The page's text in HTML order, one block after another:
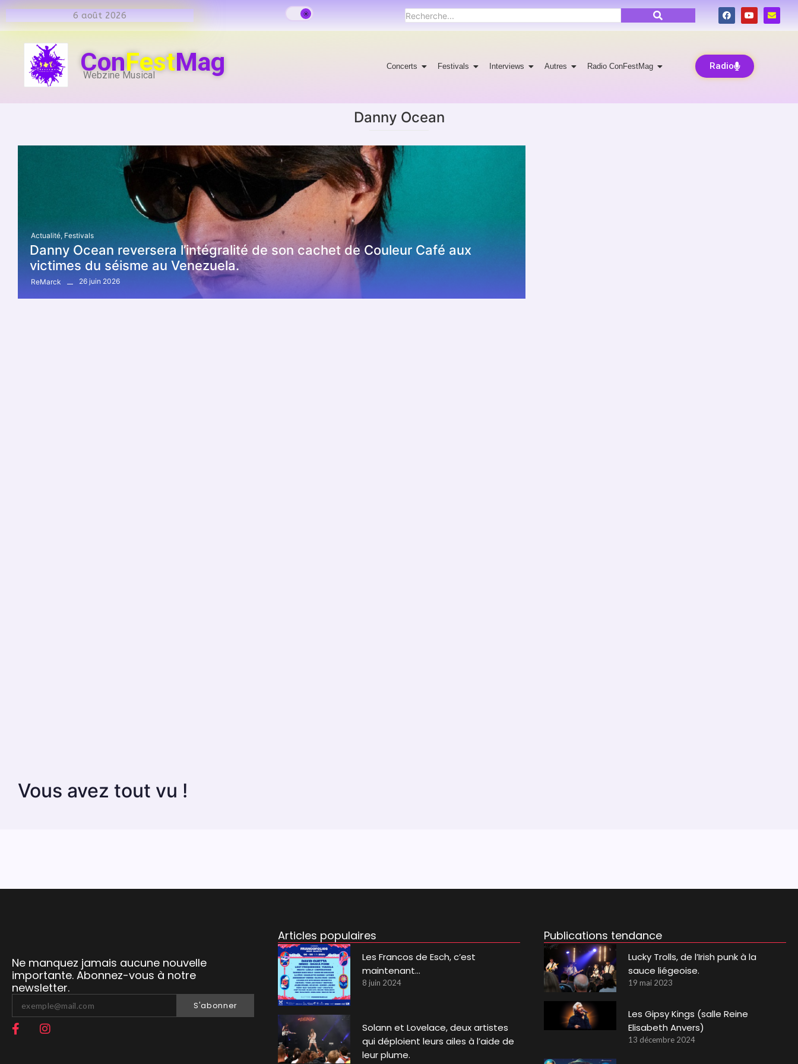
6 août 2026
ConFestMag
Webzine Musical
Concerts Festivals Interviews Autres Radio ConFestMag Radio
Danny Ocean
Actualité, Festivals
Danny Ocean reversera l’intégralité de son cachet de Couleur Café aux
victimes du séisme au Venezuela.
ReMarck 26 juin 2026
Vous avez tout vu !
Ne manquez jamais aucune nouvelle
importante. Abonnez-vous à notre
newsletter.
S'abonner
Articles populaires
Les Francos de Esch, c’est
maintenant…
8 juin 2024
Solann et Lovelace, deux artistes
qui déploient leurs ailes à l’aide de
leur plume.
Publications tendance
Lucky Trolls, de l’Irish punk à la
sauce liégeoise.
19 mai 2023
Les Gipsy Kings (salle Reine
Elisabeth Anvers)
13 décembre 2024